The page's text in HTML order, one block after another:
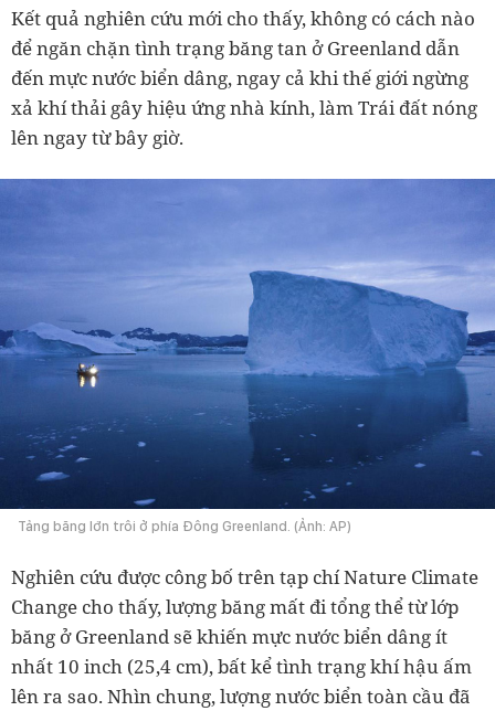
Kết quả nghiên cứu mới cho thấy, không có cách nào
để ngăn chặn tình trạng băng tan ở Greenland dẫn
đến mực nước biển dâng, ngay cả khi thế giới ngừng
xả khí thải gây hiệu ứng nhà kính, làm Trái đất nóng
lên ngay từ bây giờ.
Tảng băng lớn trôi ở phía Đông Greenland. (Ảnh: AP)
Nghiên cứu được công bố trên tạp chí Nature Climate
Change cho thấy, lượng băng mất đi tổng thể từ lớp
băng ở Greenland sẽ khiến mực nước biển dâng ít
nhất 10 inch (25,4 cm), bất kể tình trạng khí hậu ấm
lên ra sao. Nhìn chung, lượng nước biển toàn cầu đã